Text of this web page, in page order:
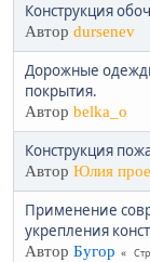
Конструкция
Автор dursenev
Дорожные
покрытия.
Автор belka_o
Конструкция
Автор Юлия
Применение
укрепления
Автор Бугор